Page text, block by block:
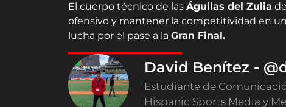
El cuerpo técnico de las Águilas del Zulia
ofensivo y mantener la competitividad en
lucha por el pase a la Gran Final.
David Benítez -
Estudiante de
Hispanic Sports Media y